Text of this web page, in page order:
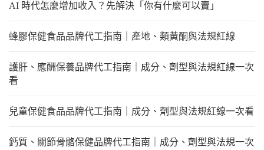
AI 時代怎麼增加收入？先解決「你有什麼可以賣」
蜂膠保健食品品牌代工指南｜產地、類黃酮與法規紅線
護肝、應酬保養品牌代工指南｜成分、劑型與法規紅線一次
看
兒童保健食品品牌代工指南｜成分、劑型與法規紅線一次看
鈣質、關節骨骼保健品牌代工指南｜成分、劑型與法規一次